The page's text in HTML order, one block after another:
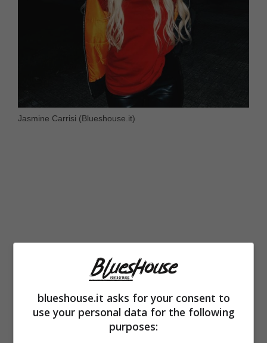
Jasmine Carrisi (Blueshouse.it)
C’è chi cerca sempre e comunque di
accusarla di qualcosa, di essere
blueshouse.it asks for your consent to
use your personal data for the following
purposes: